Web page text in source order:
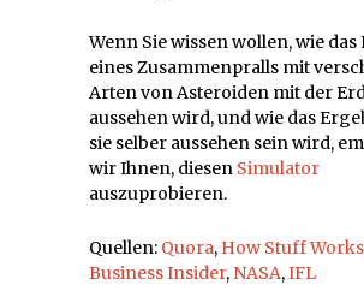
Wenn Sie wissen wollen, wie
eines Zusammenpralls mit
Arten von Asteroiden mit der
aussehen wird, und wie das
sie selber aussehen sein wird,
wir Ihnen, diesen Simulator
auszuprobieren.
Quellen: Quora, How Stuff Works
Business Insider, NASA,IFL